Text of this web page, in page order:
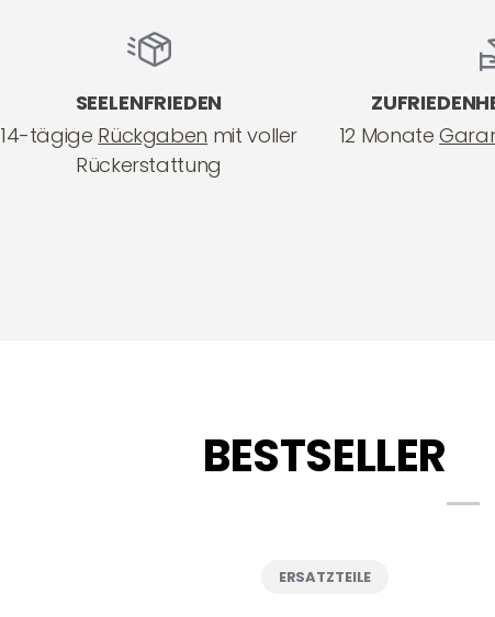
SEELENFRIEDEN
14-tägige Rückgaben mit voller
Rückerstattung
12 Monate
BESTSELLER
ERSATZTEILE